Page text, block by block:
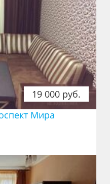
19 000 руб.
Мира